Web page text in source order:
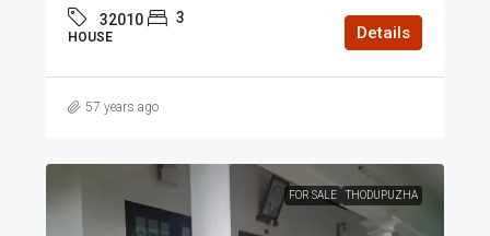
32010 3
HOUSE Details
57 years ago
FOR SALE THODUPUZHA